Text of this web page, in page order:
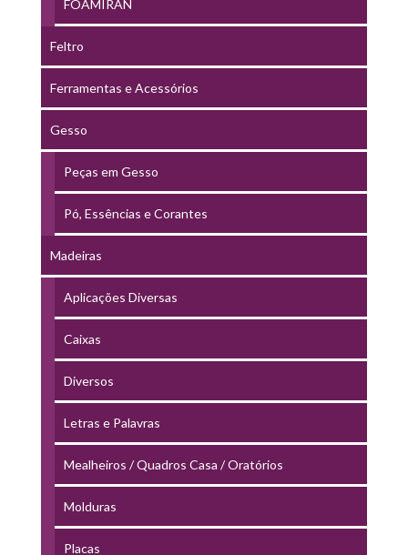
FOAMIRAN
Feltro
Ferramentas e Acessórios
Gesso
Peças em Gesso
Pó, Essências e Corantes
Madeiras
Aplicações Diversas
Caixas
Diversos
Letras e Palavras
Mealheiros / Quadros Casa / Oratórios
Molduras
Placas